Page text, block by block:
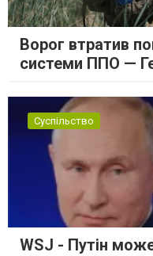
Ворог втратив
системи ППО —
Суспільство
WSJ - Путін